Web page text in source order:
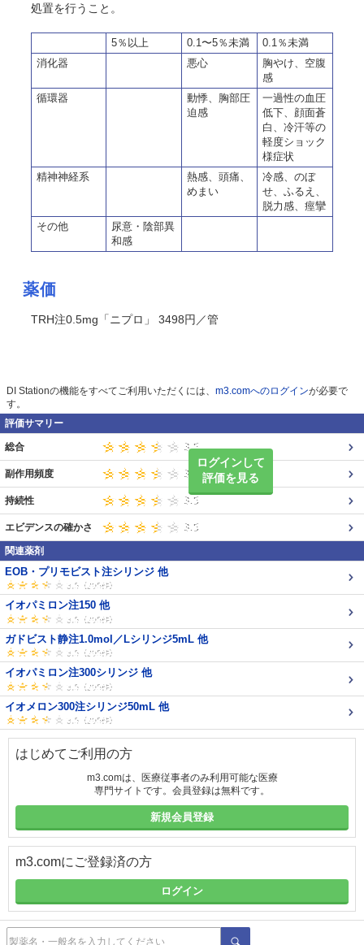
処置を行うこと。
5％以上 0.1〜5％未満
0.1％未満
消化器
悪心
胸やけ、空腹
感
循環器
動悸、胸部圧
迫感
一過性の血圧
低下、顔面蒼
白、冷汗等の
軽度ショック
様症状
精神神経系
熱感、頭痛、
めまい
冷感、のぼ
せ、ふるえ、
脱力感、痙攣
その他
尿意・陰部異
和感
薬価
TRH注0.5mg「ニプロ」 3498円／管
DI Stationの機能をすべてご利用いただくには、 m3.comへのログインが必要で
す。
評価サマリー
ログインして
評価を見る
総合
副作用頻度
持続性
エビデンスの確かさ
関連薬剤
EOB・プリモビスト注シリンジ 他
イオパミロン注150 他
ガドビスト静注1.0mol／Lシリンジ5mL 他
イオパミロン注300シリンジ 他
イオメロン300注シリンジ50mL 他
はじめてご利用の方
m3.comは、医療従事者のみ利用可能な医療
専門サイトです。会員登録は無料です。
新規会員登録
m3.comにご登録済の方
ログイン